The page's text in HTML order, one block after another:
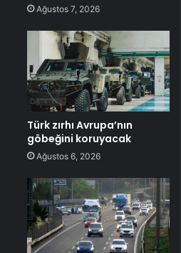
Ağustos 7, 2026
Türk zırhı Avrupa’nın
göbeğini koruyacak
Ağustos 6, 2026